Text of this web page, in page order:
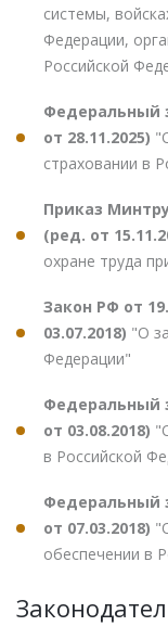
системы,
Федерации,
Российской
Федеральный
от 28.11.2025)
страховании в
Приказ
(ред. от
охране труда
Закон РФ от
03.07.2018) "О
Федерации"
Федеральный
от 03.08.2018)
в Российской
Федеральный
от 07.03.2018)
обеспечении в